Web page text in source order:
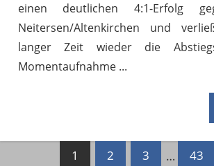
einen deutlichen 4:1-Erfolg
Neitersen/Altenkirchen und
langer Zeit wieder die
Momentaufnahme
Seitennummerierung
1 2 3 … 43